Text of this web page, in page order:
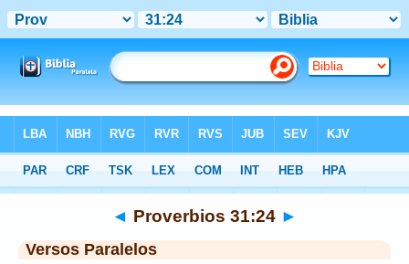
>Proverbios Capítulo 31 > Verso 24
◄ Proverbios 31:24 ►
Versos Paralelos